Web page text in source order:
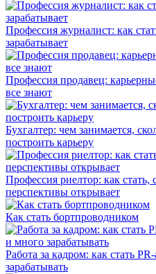
Профессия журналист: как
зарабатывает
Профессия продавец:
все знают
Бухгалтер: чем занимается,
построить карьеру
Профессия риелтор: как стать,
перспективы открывает
Как стать бортпроводником
Работа за кадром: как стать
зарабатывать